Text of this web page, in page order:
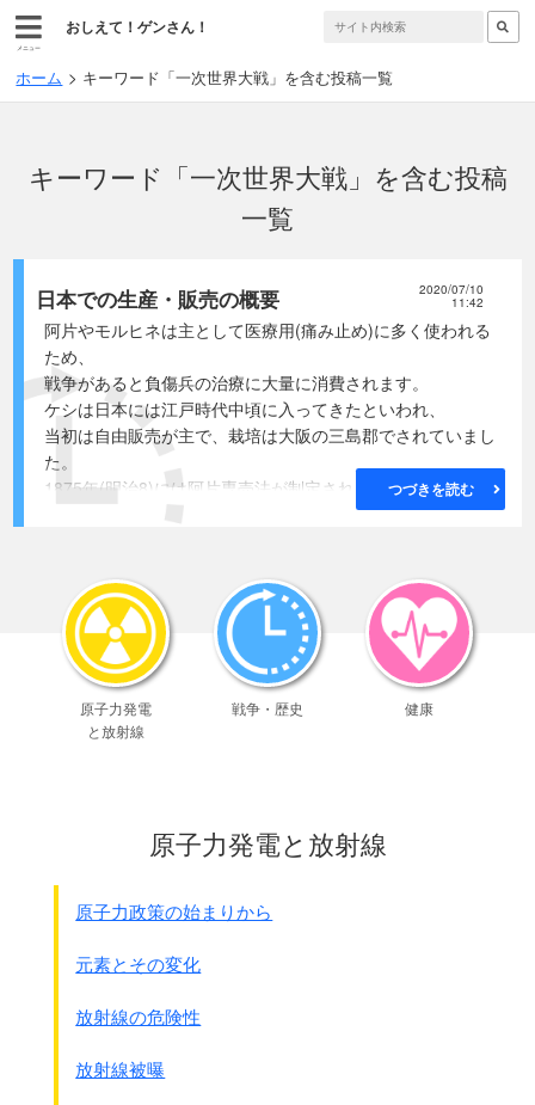
メニュー
おしえて！ゲンさん！
ホーム キーワード「一次世界大戦」を含む投稿一覧
キーワード「一次世界大戦」を含む投稿
一覧
日本での生産・販売の概要 2020/07/10
11:42
阿片やモルヒネは主として医療用(痛み止め)に多く使われる
ため、
戦争があると負傷兵の治療に大量に消費されます。
ケシは日本には江戸時代中頃に入ってきたといわれ、
当初は自由販売が主で、栽培は大阪の三島郡でされていまし
た。
1875年(明治8)には阿片専売法が制定され、
岡山、福岡、高知、広島等多くの地域で栽培されるようにな
ります。
特に第一次世界大戦(1914年～18年)で
国からの医薬品が不足したため、急速に国内生産が増えて
す。
そして世界大戦終了後、今度はモルヒネが余ってしまったた
当初日本では阿片からモルヒネを生産することが出来ず、
ドイツやイギリスから輸入していましたが、
1915年（大正4年）に星製薬(株)、大日本製薬(株)、
い下げ、
なるのです。
つづきを読む
原子力発電
と放射線
戦争・歴史 健康
原子力発電と放射線
原子力政策の始まりから
元素とその変化
放射線の危険性
放射線被曝